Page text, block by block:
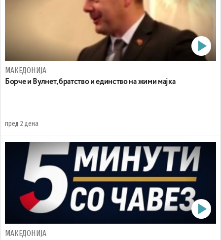
МАКЕДОНИЈА
Борче и Вулнет, братство и единство на жими мајка
пред 2 дена
МАКЕДОНИЈА